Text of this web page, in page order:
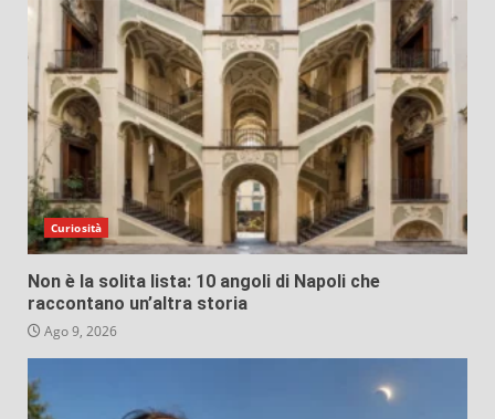
Curiosità
Non è la solita lista: 10 angoli di Napoli che
raccontano un’altra storia
Ago 9, 2026